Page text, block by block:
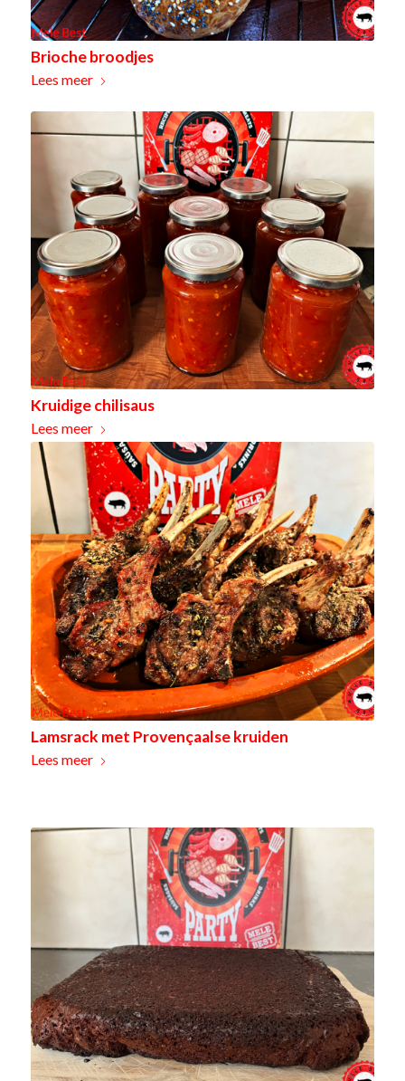
Brioche broodjes
Lees meer
Kruidige chilisaus
Lees meer
Lamsrack met Provençaalse kruiden
Lees meer